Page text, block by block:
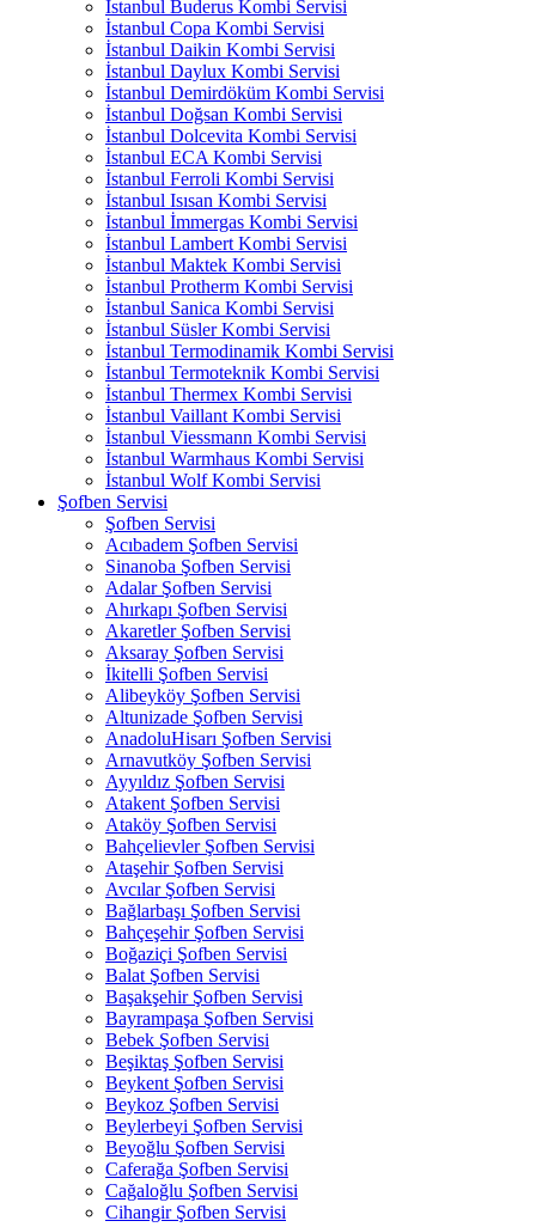
İstanbul Buderus Kombi Servisi
İstanbul Copa Kombi Servisi
İstanbul Daikin Kombi Servisi
İstanbul Daylux Kombi Servisi
İstanbul Demirdöküm Kombi Servisi
İstanbul Doğsan Kombi Servisi
İstanbul Dolcevita Kombi Servisi
İstanbul ECA Kombi Servisi
İstanbul Ferroli Kombi Servisi
İstanbul Isısan Kombi Servisi
İstanbul İmmergas Kombi Servisi
İstanbul Lambert Kombi Servisi
İstanbul Maktek Kombi Servisi
İstanbul Protherm Kombi Servisi
İstanbul Sanica Kombi Servisi
İstanbul Süsler Kombi Servisi
İstanbul Termodinamik Kombi Servisi
İstanbul Termoteknik Kombi Servisi
İstanbul Thermex Kombi Servisi
İstanbul Vaillant Kombi Servisi
İstanbul Viessmann Kombi Servisi
İstanbul Warmhaus Kombi Servisi
İstanbul Wolf Kombi Servisi
Şofben Servisi
Şofben Servisi
Acıbadem Şofben Servisi
Sinanoba Şofben Servisi
Adalar Şofben Servisi
Ahırkapı Şofben Servisi
Akaretler Şofben Servisi
Aksaray Şofben Servisi
İkitelli Şofben Servisi
Alibeyköy Şofben Servisi
Altunizade Şofben Servisi
AnadoluHisarı Şofben Servisi
Arnavutköy Şofben Servisi
Ayyıldız Şofben Servisi
Atakent Şofben Servisi
Ataköy Şofben Servisi
Bahçelievler Şofben Servisi
Ataşehir Şofben Servisi
Avcılar Şofben Servisi
Bağlarbaşı Şofben Servisi
Bahçeşehir Şofben Servisi
Boğaziçi Şofben Servisi
Balat Şofben Servisi
Başakşehir Şofben Servisi
Bayrampaşa Şofben Servisi
Bebek Şofben Servisi
Beşiktaş Şofben Servisi
Beykent Şofben Servisi
Beykoz Şofben Servisi
Beylerbeyi Şofben Servisi
Beyoğlu Şofben Servisi
Caferağa Şofben Servisi
Cağaloğlu Şofben Servisi
Cihangir Şofben Servisi